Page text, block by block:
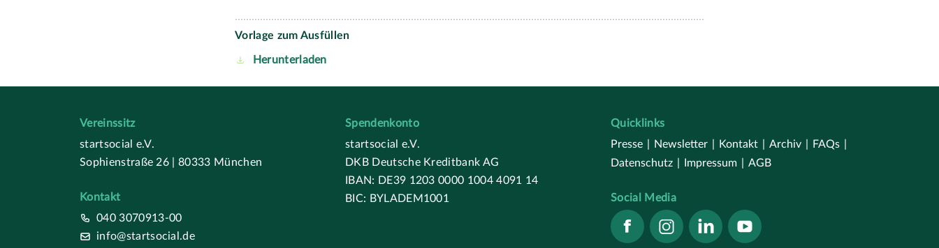
Vorlage zum Ausfüllen
Herunterladen
Vereinssitz
startsocial e.V.
Sophienstraße 26 | 80333 München
Kontakt
040 3070913-00
info@startsocial.de
Spendenkonto
startsocial e.V.
DKB Deutsche Kreditbank AG
IBAN: DE39 1203 0000 1004 4091 14
BIC: BYLADEM1001
Quicklinks
Presse
Newsletter Kontakt Archiv FAQs
Datenschutz
Impressum AGB
Social Media